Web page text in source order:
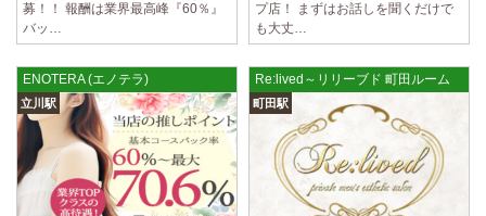
募！！ 報酬は業界最高峰『60％』
バッ…
プ店！ まずはお話しを聞くだけで
も大丈…
ENOTERA (エノテラ)
立川駅
Re:lived～リリーブド 町田ルーム
町田駅